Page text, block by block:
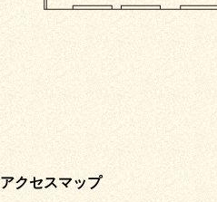
アクセスマップ